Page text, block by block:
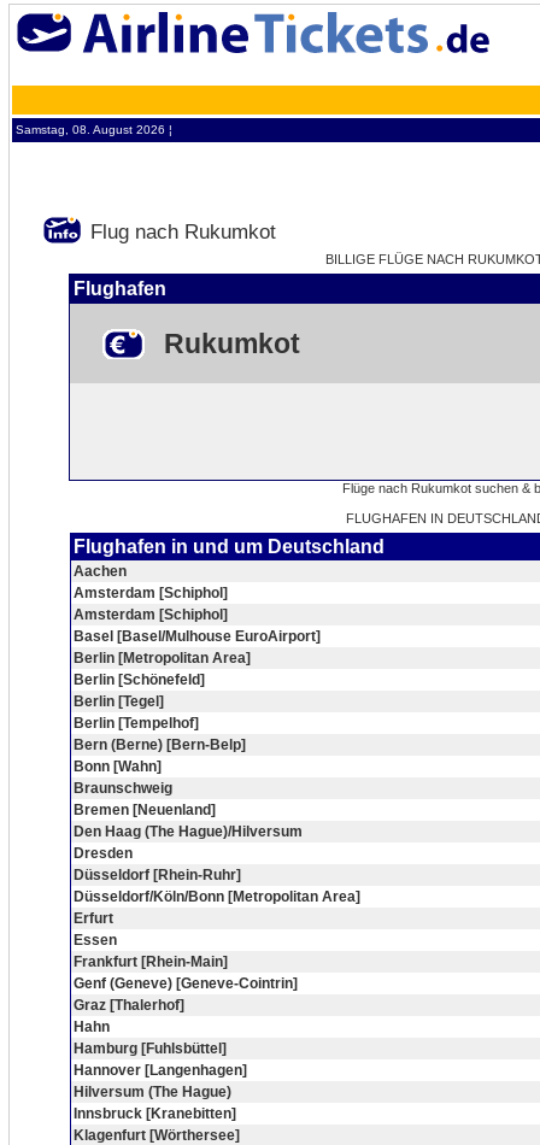
Samstag, 08. August 2026 ¦
Flug nach Rukumkot
BILLIGE FLÜGE NACH
Flughafen
Rukumkot
FLUGHAFEN IN
Flughafen in und um Deutschland
Aachen
Amsterdam [Schiphol]
Amsterdam [Schiphol]
Basel [Basel/Mulhouse EuroAirport]
Berlin [Metropolitan Area]
Berlin [Schönefeld]
Berlin [Tegel]
Berlin [Tempelhof]
Bern (Berne) [Bern-Belp]
Bonn [Wahn]
Braunschweig
Bremen [Neuenland]
Den Haag (The Hague)/Hilversum
Dresden
Düsseldorf [Rhein-Ruhr]
Düsseldorf/Köln/Bonn [Metropolitan Area]
Erfurt
Essen
Frankfurt [Rhein-Main]
Genf (Geneve) [Geneve-Cointrin]
Graz [Thalerhof]
Hahn
Hamburg [Fuhlsbüttel]
Hannover [Langenhagen]
Hilversum (The Hague)
Innsbruck [Kranebitten]
Klagenfurt [Wörthersee]